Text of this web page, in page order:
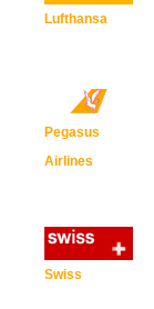
Lufthansa
Pegasus
Airlines
Swiss